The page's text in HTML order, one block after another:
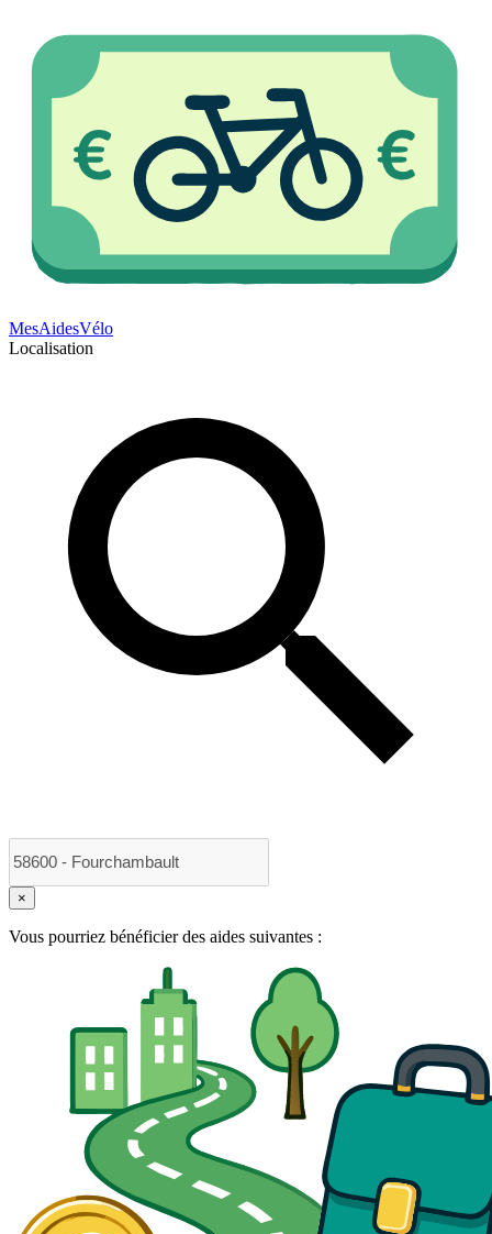
MesAidesVélo
Localisation
×
Vous pourriez bénéficier des aides suivantes :